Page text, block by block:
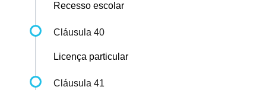
Recesso escolar
Cláusula 40
Licença particular
Cláusula 41